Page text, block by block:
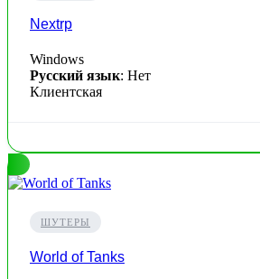
Nextrp
Windows
Русский язык: Нет
Клиентская
ШУТЕРЫ
World of Tanks